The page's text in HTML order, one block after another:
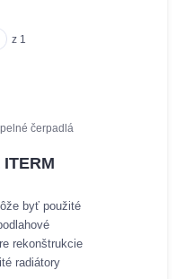
z 1
čerpadlá
byť použité
rekonštrukcie
radiátory